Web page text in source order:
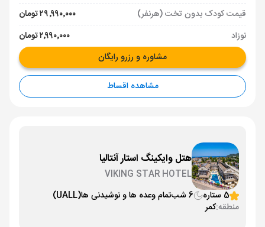
قیمت کودک بدون تخت (هرنفر)
۲۹٬۹۹۰٬۰۰۰ تومان
نوزاد
۲٬۹۹۰٬۰۰۰ تومان
مشاوره و رزرو رایگان
مشاهده اقساط
هتل وایکینگ استار آنتالیا
VIKING STAR HOTEL
5 ستاره
6 شب تمام وعده ها و نوشیدنی ها(UALL)
منطقه:کمر